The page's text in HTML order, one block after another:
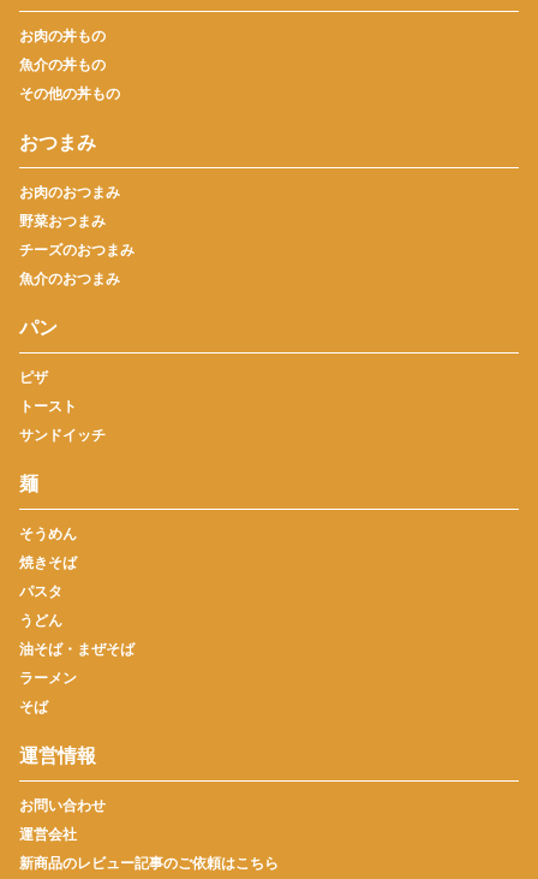
お肉の丼もの
魚介の丼もの
その他の丼もの
おつまみ
お肉のおつまみ
野菜おつまみ
チーズのおつまみ
魚介のおつまみ
パン
ピザ
トースト
サンドイッチ
麺
そうめん
焼きそば
パスタ
うどん
油そば・まぜそば
ラーメン
そば
運営情報
お問い合わせ
運営会社
新商品のレビュー記事のご依頼はこちら